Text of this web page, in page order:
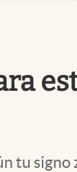
tu signo